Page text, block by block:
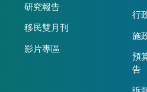
研究報告
移民雙月刊
影片專區
行
施
預
告